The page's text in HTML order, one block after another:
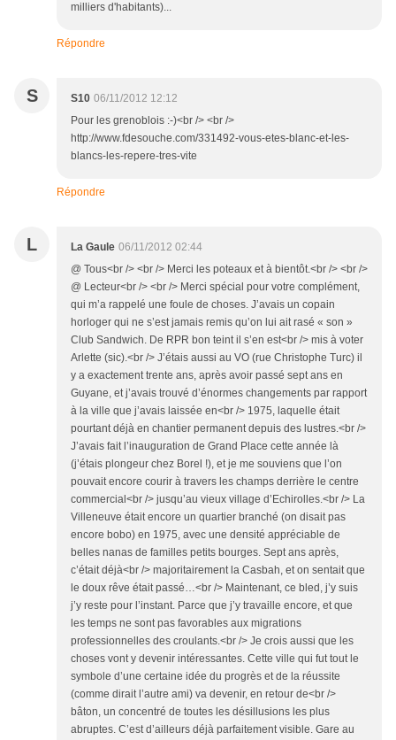
milliers d'habitants)...
Répondre
S S10 06/11/2012 12:12
Pour les grenoblois :-)<br /> <br />
http://www.fdesouche.com/331492-vous-etes-blanc-et-les-
blancs-les-repere-tres-vite
Répondre
L La Gaule 06/11/2012 02:44
@ Tous<br /> <br /> Merci les poteaux et à bientôt.<br /> <br />
@ Lecteur<br /> <br /> Merci spécial pour votre complément,
qui m’a rappelé une foule de choses. J’avais un copain
horloger qui ne s’est jamais remis qu’on lui ait rasé « son »
Club Sandwich. De RPR bon teint il s’en est<br /> mis à voter
Arlette (sic).<br /> J’étais aussi au VO (rue Christophe Turc) il
y a exactement trente ans, après avoir passé sept ans en
Guyane, et j’avais trouvé d’énormes changements par rapport
à la ville que j’avais laissée en<br /> 1975, laquelle était
pourtant déjà en chantier permanent depuis des lustres.<br />
J’avais fait l’inauguration de Grand Place cette année là
(j’étais plongeur chez Borel !), et je me souviens que l’on
pouvait encore courir à travers les champs derrière le centre
commercial<br /> jusqu’au vieux village d’Echirolles.<br /> La
Villeneuve était encore un quartier branché (on disait pas
encore bobo) en 1975, avec une densité appréciable de
belles nanas de familles petits bourges. Sept ans après,
c’était déjà<br /> majoritairement la Casbah, et on sentait que
le doux rêve était passé…<br /> Maintenant, ce bled, j’y suis
j’y reste pour l’instant. Parce que j’y travaille encore, et que
les temps ne sont pas favorables aux migrations
professionnelles des croulants.<br /> Je crois aussi que les
choses vont y devenir intéressantes. Cette ville qui fut tout le
symbole d’une certaine idée du progrès et de la réussite
(comme dirait l’autre ami) va devenir, en retour de<br />
bâton, un concentré de toutes les désillusions les plus
abruptes. C’est d’ailleurs déjà parfaitement visible. Gare au